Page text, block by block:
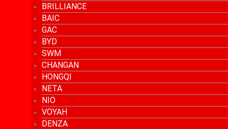
BRILLIANCE
BAIC
GAC
BYD
SWM
CHANGAN
HONGQI
NETA
NIO
VOYAH
DENZA